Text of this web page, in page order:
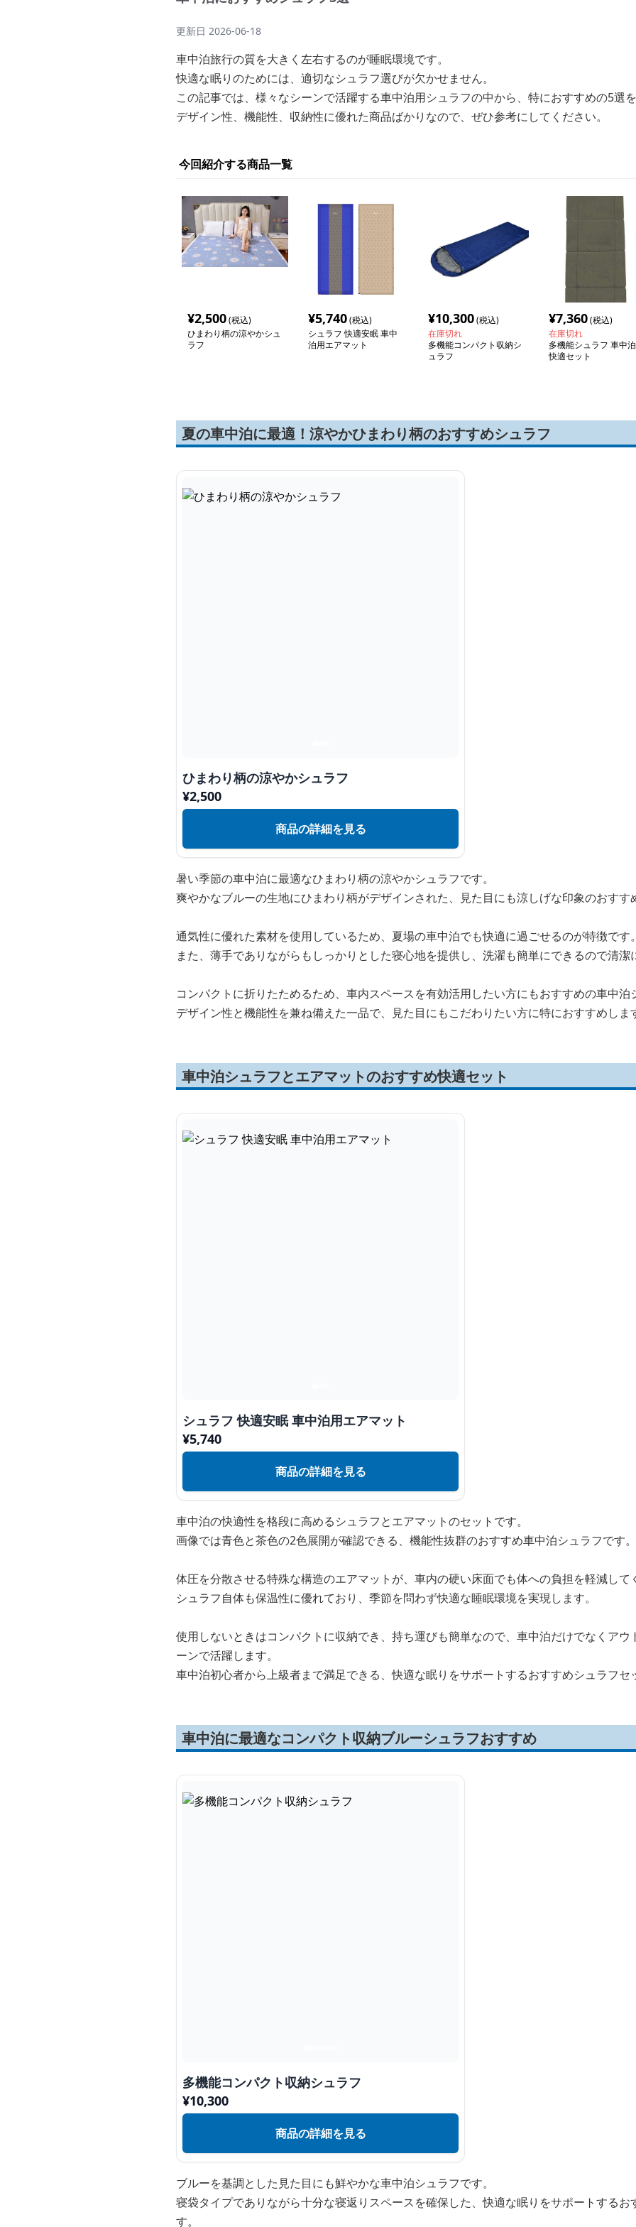
更新日 2026-06-18
車中泊旅行の質を大きく左右するのが睡眠環境です。
快適な眠りのためには、適切なシュラフ選びが欠かせません。
この記事では、様々なシーンで活躍する車中泊用シュラフの中から、特におすすめの5選を
デザイン性、機能性、収納性に優れた商品ばかりなので、ぜひ参考にしてください。
今回紹介する商品一覧
¥2,500(税込)
ひまわり柄の涼やかシュ
ラフ
¥5,740(税込)
シュラフ 快適安眠 車中
泊用エアマット
¥10,300(税込)
在庫切れ
多機能コンパクト収納シ
ュラフ
¥7,360(税込)
在庫切れ
多機能シュラフ 車中泊
快適セット
夏の車中泊に最適！涼やかひまわり柄のおすすめシュラフ
ひまわり柄の涼やかシュラフ
¥2,500
商品の詳細を見る
暑い季節の車中泊に最適なひまわり柄の涼やかシュラフです。
爽やかなブルーの生地にひまわり柄がデザインされた、見た目にも涼しげな印象のおすす
通気性に優れた素材を使用しているため、夏場の車中泊でも快適に過ごせるのが特徴です。
また、薄手でありながらもしっかりとした寝心地を提供し、洗濯も簡単にできるので清潔
コンパクトに折りたためるため、車内スペースを有効活用したい方にもおすすめの車中泊
デザイン性と機能性を兼ね備えた一品で、見た目にもこだわりたい方に特におすすめしま
車中泊シュラフとエアマットのおすすめ快適セット
シュラフ 快適安眠 車中泊用エアマット
¥5,740
商品の詳細を見る
車中泊の快適性を格段に高めるシュラフとエアマットのセットです。
画像では青色と茶色の2色展開が確認できる、機能性抜群のおすすめ車中泊シュラフです。
体圧を分散させる特殊な構造のエアマットが、車内の硬い床面でも体への負担を軽減して
シュラフ自体も保温性に優れており、季節を問わず快適な睡眠環境を実現します。
使用しないときはコンパクトに収納でき、持ち運びも簡単なので、車中泊だけでなくアウ
ーンで活躍します。
車中泊初心者から上級者まで満足できる、快適な眠りをサポートするおすすめシュラフセ
車中泊に最適なコンパクト収納ブルーシュラフおすすめ
多機能コンパクト収納シュラフ
¥10,300
商品の詳細を見る
ブルーを基調とした見た目にも鮮やかな車中泊シュラフです。
寝袋タイプでありながら十分な寝返りスペースを確保した、快適な眠りをサポートするお
す。